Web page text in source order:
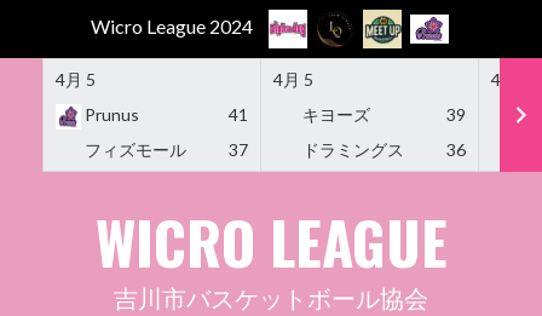
Wicro League 2024
4月 5
Prunus
41
フィズモール
37
4月 5
キヨーズ
39
ドラミングス
36
4月 5
WICRO LEAGUE
吉川市バスケットボール協会